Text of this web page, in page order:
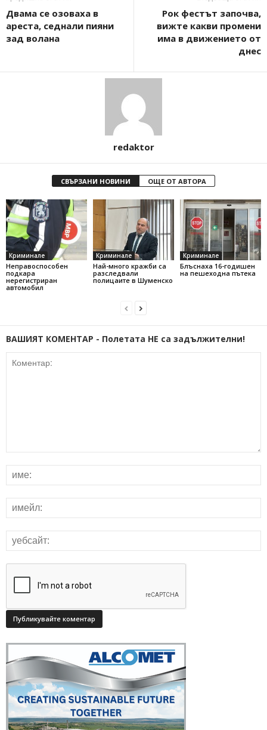
Двама се озоваха в
ареста, седнали пияни
зад волана
Рок фестът започва,
вижте какви промени
има в движението от
днес
redaktor
СВЪРЗАНИ НОВИНИ ОЩЕ ОТ АВТОРА
Криминале
Неправоспособен
подкара
нерегистриран
автомобил
Криминале
Най-много кражби са
разследвали
полицаите в Шуменско
Криминале
Блъснаха 16-годишен
на пешеходна пътека
ВАШИЯТ КОМЕНТАР - Полетата НЕ са задължителни!